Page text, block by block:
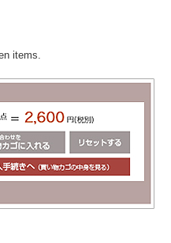
items.